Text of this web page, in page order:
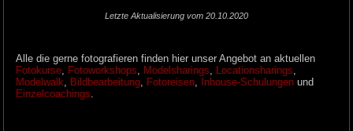
Letzte Aktualisierung vom 20.10.2020
Alle die gerne fotografieren finden hier unser Angebot an aktuellen
Fotokurse, Fotoworkshops, Modelsharings, Locationsharings,
Modelwalk, Bildbearbeitung, Fotoreisen, Inhouse-Schulungen und
Einzelcoachings.